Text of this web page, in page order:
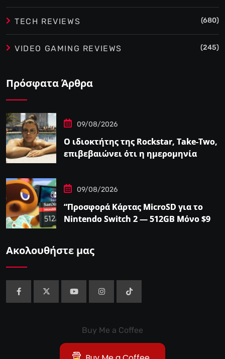
TECH REVIEWS (680)
VIDEO GAMING REVIEWS (245)
Πρόσφατα Άρθρα
09/08/2026
Ο ιδιοκτήτης της Rockstar, Take-Two,
επιβεβαιώνει ότι η ημερομηνία
09/08/2026
“Προσφορά Κάρτας MicroSD για το
Nintendo Switch 2 — 512GB Μόνο $98
Ακολουθήστε μας
Buy Me a Coffee